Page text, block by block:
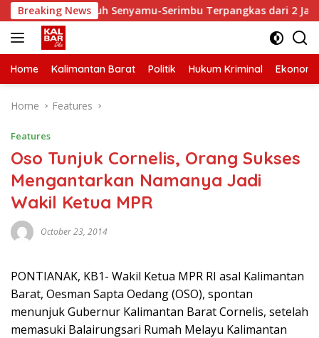
Skip
to
content
Breaking News
Tempuh Senyamu-Serimbu Terpangkas dari 2 Jam Jadi 20
Home Kalimantan Barat Politik Hukum Kriminal Ekonomi
Home Features
Features
Oso Tunjuk Cornelis, Orang Sukses
Mengantarkan Namanya Jadi
Wakil Ketua MPR
October 23, 2014
PONTIANAK, KB1- Wakil Ketua MPR RI asal Kalimantan
Barat, Oesman Sapta Oedang (OSO), spontan
menunjuk Gubernur Kalimantan Barat Cornelis, setelah
memasuki Balairungsari Rumah Melayu Kalimantan